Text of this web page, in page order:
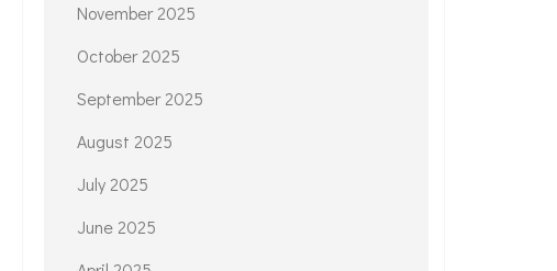
November 2025
October 2025
September 2025
August 2025
July 2025
June 2025